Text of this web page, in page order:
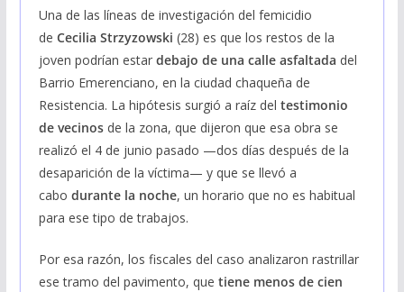
Una de las líneas de investigación del femicidio
de Cecilia Strzyzowski (28) es que los restos de la
joven podrían estar debajo de una calle asfaltada del
Barrio Emerenciano, en la ciudad chaqueña de
Resistencia. La hipótesis surgió a raíz del testimonio
de vecinosde la zona, que dijeron que esa obra se
realizó el 4 de junio pasado —dos días después de la
desaparición de la víctima— y que se llevó a
cabo durante la noche, un horario que no es habitual
para ese tipo de trabajos.
Por esa razón, los fiscales del caso analizaron rastrillar
ese tramo del pavimento, que tiene menos de cien